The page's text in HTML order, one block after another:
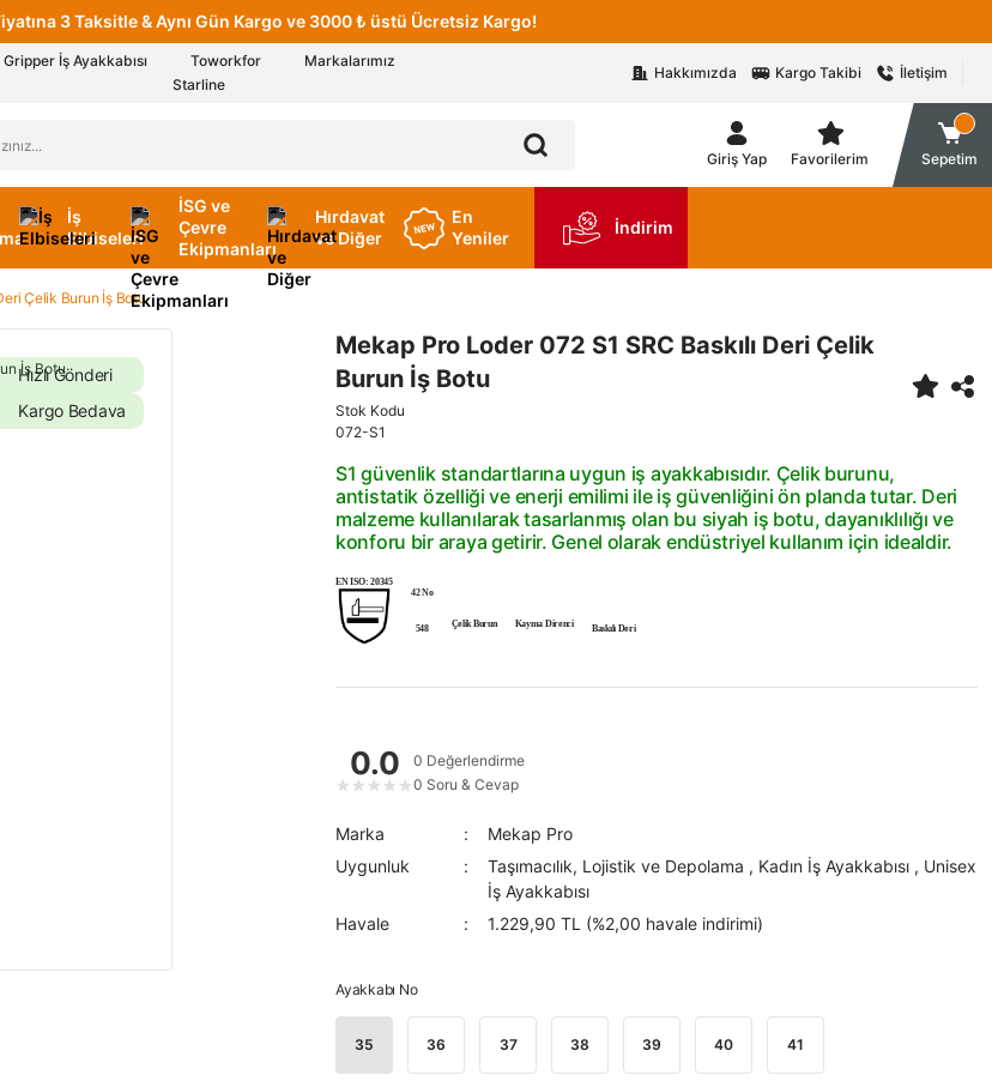
3 Taksitle & Aynı Gün Kargo ve 3000 ₺ üstü Ücretsiz Kargo!
Gripper İş Ayakkabısı Toworkfor
Markalarımız
Starline
Hakkımızda Kargo Takibi İletişim
Giriş Yap Favorilerim Sepetim
İş
Elbiseleri
İSG ve
Çevre
Ekipmanları
Hırdavat
ve Diğer
En
Yeniler
İndirim
Çelik Burun İş Botu
Hızlı Gönderi
Kargo Bedava
Mekap Pro Loder 072 S1 SRC Baskılı Deri Çelik
Burun İş Botu
Stok Kodu
072-S1
S1 güvenlik standartlarına uygun iş ayakkabısıdır. Çelik burunu,
antistatik özelliği ve enerji emilimi ile iş güvenliğini ön planda tutar. Deri
malzeme kullanılarak tasarlanmış olan bu siyah iş botu, dayanıklılığı ve
konforu bir araya getirir. Genel olarak endüstriyel kullanım için idealdir.
EN ISO: 20345
42 No
548 Çelik Burun Kayma Direnci Baskılı Deri
0.0
★ ★ ★ ★ ★
0 Değerlendirme
0 Soru & Cevap
Marka
Mekap Pro
Uygunluk
Taşımacılık, Lojistik ve Depolama , Kadın İş Ayakkabısı , Unisex
İş Ayakkabısı
Havale
1.229,90 TL (%2,00 havale indirimi)
Ayakkabı No
35 36 37 38 39 40 41